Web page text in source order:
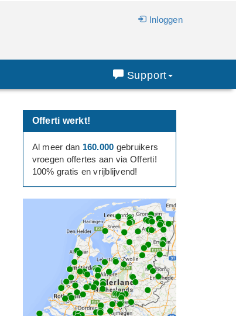
Inloggen
Support
Offerti werkt!
Al meer dan 160.000 gebruikers
vroegen offertes aan via Offerti!
100% gratis en vrijblijvend!